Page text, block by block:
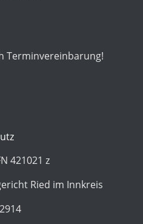
Terminvereinbarung!
421021 z
Ried im Innkreis